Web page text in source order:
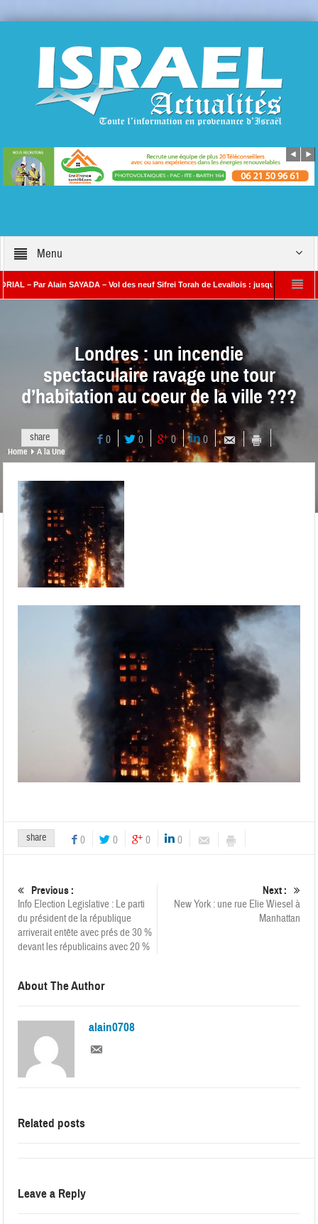
Menu
Alain SAYADA – Vol des neuf Sifrei Torah de Levallois : jusqu’à quand le silence ?
Benjamin Netanyahou à l’Iran : « Si vous nous attaquez, notre riposte
Londres : un incendie
spectaculaire ravage une tour
d’habitation au coeur de la ville ???
share 0 0 0 0
Home A la Une
share 0 0 0 0
Previous :
Info Election Legislative : Le parti
du président de la république
arriverait entête avec prés de 30 %
devant les républicains avec 20 %
Next :
New York : une rue Elie Wiesel à
Manhattan
About The Author
alain0708
Related posts
Leave a Reply